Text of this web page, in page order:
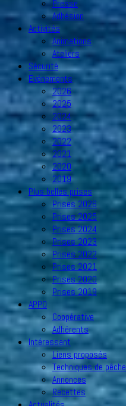
Presse
Adhésion
Activités
Animations
Ateliers
Sécurité
Evénements
2026
2025
2024
2023
2022
2021
2020
2019
Plus belles prises
Prises 2026
Prises 2025
Prises 2024
Prises 2023
Prises 2022
Prises 2021
Prises 2020
Prises 2019
APPO
Coopérative
Adhérents
Intéressant
Liens proposés
Techniques de pêche
Annonces
Recettes